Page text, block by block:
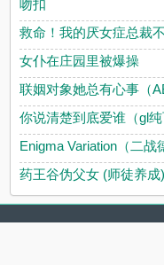
吻扣
救命！我的厌女症总裁
女仆在庄园里被爆操
联姻对象她总有心事（
你说清楚到底爱谁（gl纯
Enigma Variation（二战
药王谷伪父女 (师徒养成)